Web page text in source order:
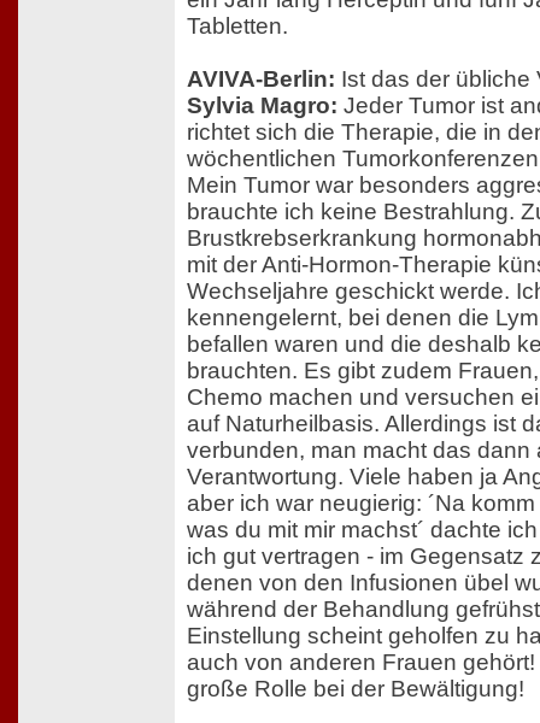
Tabletten.
AVIVA-Berlin: Ist das der übliche
Sylvia Magro: Jeder Tumor ist
richtet sich die Therapie, die in
wöchentlichen
Mein Tumor war besonders
brauchte ich keine Bestrahlung.
Brustkrebserkrankung
mit der Anti-Hormon-Therapie
Wechseljahre geschickt werde.
kennengelernt, bei denen die
befallen waren und die deshalb
brauchten. Es gibt zudem
Chemo machen und versuchen
auf Naturheilbasis. Allerdings ist
verbunden, man macht das dann
Verantwortung. Viele haben ja
aber ich war neugierig: ´Na
was du mit mir machst´ dachte
ich gut vertragen - im Gegensatz
denen von den Infusionen übel
während der Behandlung
Einstellung scheint geholfen zu
auch von anderen Frauen
große Rolle bei der Bewältigung!